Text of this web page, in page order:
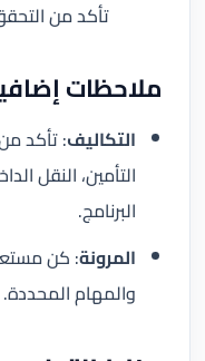
تأكد من
ملاحظات
التكاليف: تأكد
التأمين، النقل
البرنامج.
المرونة: كن
والمهام المحددة.